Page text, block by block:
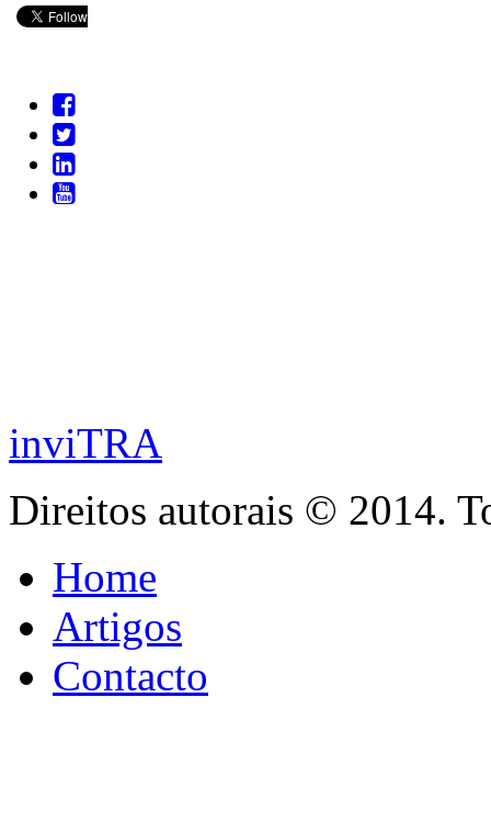
inviTRA
Direitos autorais © 2014.
Home
Artigos
Contacto